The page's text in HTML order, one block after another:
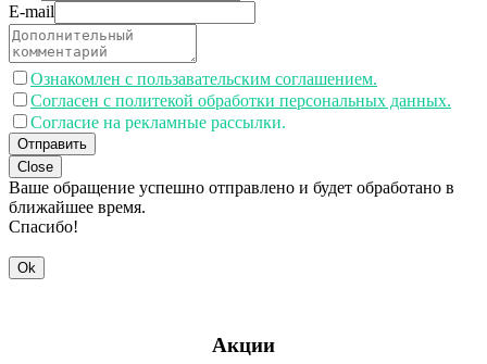
E-mail
Ознакомлен с пользавательским соглашением.
Согласен с политекой обработки персональных данных.
Согласие на рекламные рассылки.
Отправить
Close
Ваше обращение успешно отправлено и будет обработано в
ближайшее время.
Спасибо!
Ok
Акции